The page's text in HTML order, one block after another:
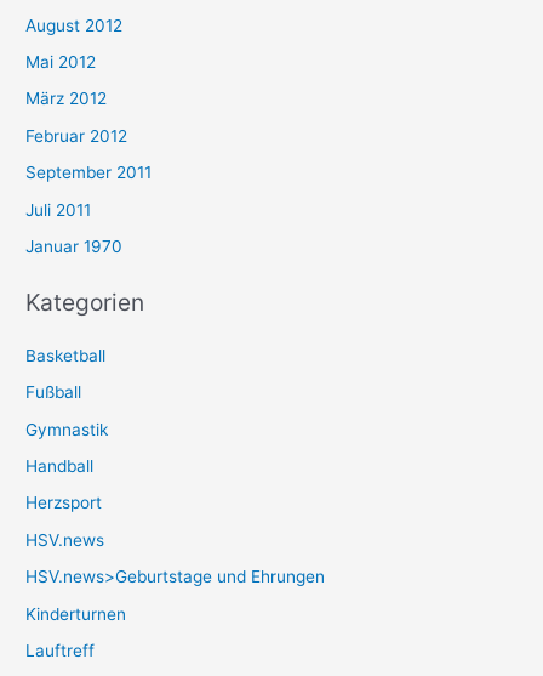
August 2012
Mai 2012
März 2012
Februar 2012
September 2011
Juli 2011
Januar 1970
Kategorien
Basketball
Fußball
Gymnastik
Handball
Herzsport
HSV.news
HSV.news>Geburtstage und Ehrungen
Kinderturnen
Lauftreff